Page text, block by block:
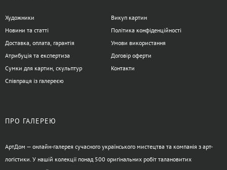
Художники
Новини та статті
Доставка, оплата, гарантія
Атрибуція та експертиза
Сумки для картин, скульптур
Співпраця із галереєю
Викуп картин
Політика конфіденційності
Умови використання
Договір оферти
Контакти
ПРО ГАЛЕРЕЮ
АртДом — онлайн-галерея сучасного українського мистецтва та компанія з арт-
логістики. У нашій колекції понад 500 оригінальних робіт талановитих